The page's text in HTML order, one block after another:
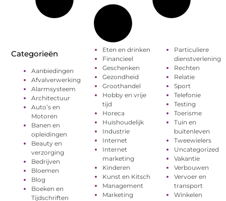
Categorieën
Aanbiedingen
Afvalverwerking
Alarmsysteem
Architectuur
Auto’s en
Motoren
Banen en
opleidingen
Beauty en
verzorging
Bedrijven
Bloemen
Blog
Boeken en
Tijdschriften
Eten en drinken
Financieel
Geschenken
Gezondheid
Groothandel
Hobby en vrije
tijd
Horeca
Huishoudelijk
Industrie
Internet
Internet
marketing
Kinderen
Kunst en Kitsch
Management
Marketing
Particuliere
dienstverlening
Rechten
Relatie
Sport
Telefonie
Testing
Toerisme
Tuin en
buitenleven
Tweewielers
Uncategorized
Vakantie
Verbouwen
Vervoer en
transport
Winkelen